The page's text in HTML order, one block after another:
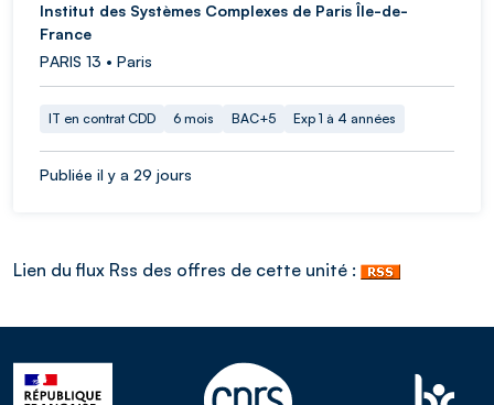
Institut des Systèmes Complexes de Paris Île-de-
France
PARIS 13 • Paris
IT en contrat CDD 6 mois BAC+5 Exp 1 à 4 années
Publiée il y a 29 jours
Lien du flux Rss des offres de cette unité :